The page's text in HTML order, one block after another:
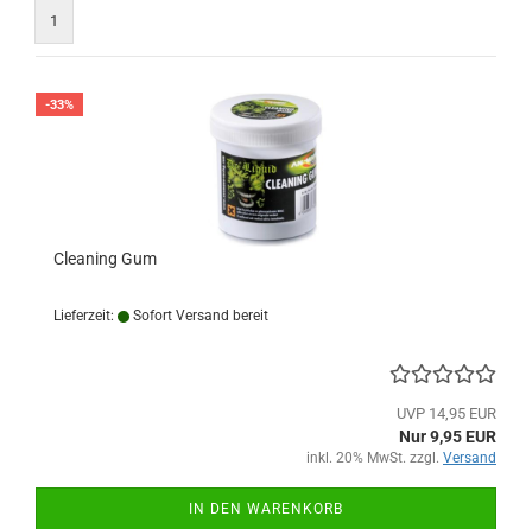
1
-33%
Cleaning Gum
Lieferzeit: Sofort Versand bereit
UVP 14,95 EUR
Nur 9,95 EUR
inkl. 20% MwSt. zzgl. Versand
IN DEN WARENKORB